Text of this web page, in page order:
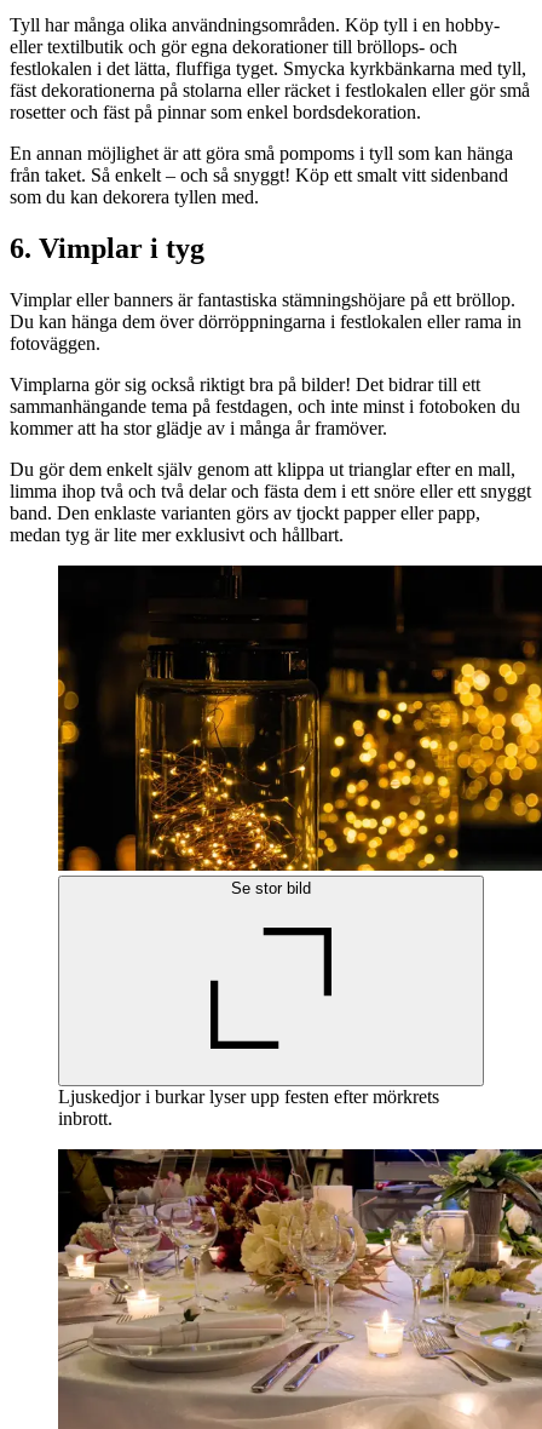
Tyll har många olika användningsområden. Köp tyll i en hobby-
eller textilbutik och gör egna dekorationer till bröllops- och
festlokalen i det lätta, fluffiga tyget. Smycka kyrkbänkarna med tyll,
fäst dekorationerna på stolarna eller räcket i festlokalen eller gör små
rosetter och fäst på pinnar som enkel bordsdekoration.
En annan möjlighet är att göra små pompoms i tyll som kan hänga
från taket. Så enkelt – och så snyggt! Köp ett smalt vitt sidenband
som du kan dekorera tyllen med.
6. Vimplar i tyg
Vimplar eller banners är fantastiska stämningshöjare på ett bröllop.
Du kan hänga dem över dörröppningarna i festlokalen eller rama in
fotoväggen.
Vimplarna gör sig också riktigt bra på bilder! Det bidrar till ett
sammanhängande tema på festdagen, och inte minst i fotoboken du
kommer att ha stor glädje av i många år framöver.
Du gör dem enkelt själv genom att klippa ut trianglar efter en mall,
limma ihop två och två delar och fästa dem i ett snöre eller ett snyggt
band. Den enklaste varianten görs av tjockt papper eller papp,
medan tyg är lite mer exklusivt och hållbart.
Se stor bild
Ljuskedjor i burkar lyser upp festen efter mörkrets
inbrott.